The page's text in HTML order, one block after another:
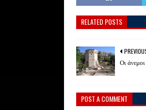
RELATED POSTS
Οι
POST A COMMENT